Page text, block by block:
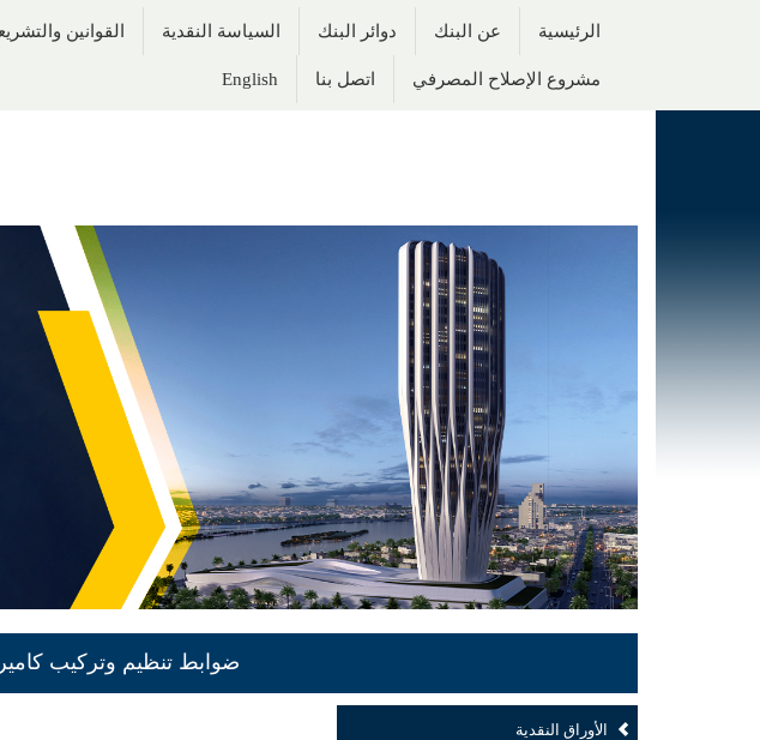
الرئيسية عن البنك دوائر البنك السياسة النقدية القوانين
مشروع الإصلاح المصرفي اتصل بنا English
ضوابط تنظيم وتركيب
الأوراق النقدية